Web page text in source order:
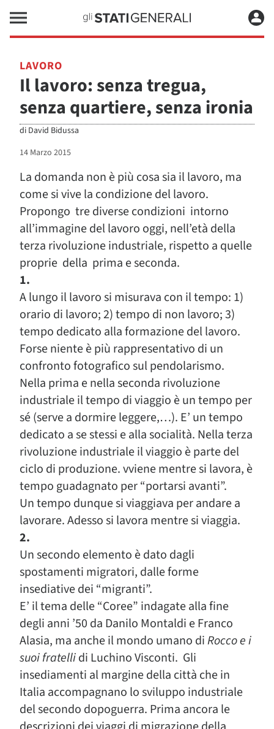
LAVORO
Il lavoro: senza tregua,
senza quartiere, senza ironia
di David Bidussa
14 Marzo 2015
La domanda non è più cosa sia il lavoro, ma
come si vive la condizione del lavoro.
Propongo tre diverse condizioni intorno
all’immagine del lavoro oggi, nell’età della
terza rivoluzione industriale, rispetto a quelle
proprie della prima e seconda.
1.
A lungo il lavoro si misurava con il tempo: 1)
orario di lavoro; 2) tempo di non lavoro; 3)
tempo dedicato alla formazione del lavoro.
Forse niente è più rappresentativo di un
confronto fotografico sul pendolarismo.
Nella prima e nella seconda rivoluzione
industriale il tempo di viaggio è un tempo per
sé (serve a dormire leggere,…). E’ un tempo
dedicato a se stessi e alla socialità. Nella terza
rivoluzione industriale il viaggio è parte del
ciclo di produzione. vviene mentre si lavora, è
tempo guadagnato per “portarsi avanti”.
Un tempo dunque si viaggiava per andare a
lavorare. Adesso si lavora mentre si viaggia.
2.
Un secondo elemento è dato dagli
spostamenti migratori, dalle forme
insediative dei “migranti”.
E’ il tema delle “Coree” indagate alla fine
degli anni ’50 da Danilo Montaldi e Franco
Alasia, ma anche il mondo umano diRocco e i
suoi fratellidi Luchino Visconti. Gli
insediamenti al margine della città che in
Italia accompagnano lo sviluppo industriale
del secondo dopoguerra. Prima ancora le